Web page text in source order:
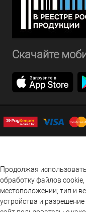
Скачайте
Продолжая
обработку файлов
местоположении; тип и
устройства и